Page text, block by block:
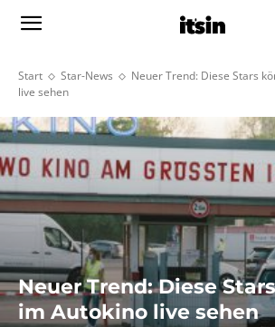
Start Star-News
Neuer Trend: Diese Stars
live sehen
Neuer Trend: Diese
im Autokino live sehen